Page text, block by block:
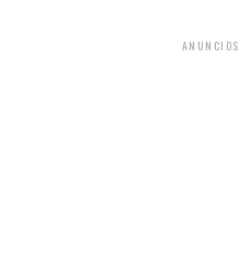
ANUNCIOS